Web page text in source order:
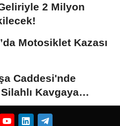
2 Milyon
Motosiklet Kazası
Caddesi'nde
Kavgaya